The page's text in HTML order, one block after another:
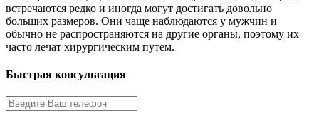
встречаются редко и иногда могут достигать довольно
больших размеров. Они чаще наблюдаются у мужчин и
обычно не распространяются на другие органы, поэтому их
часто лечат хирургическим путем.
Быстрая консультация